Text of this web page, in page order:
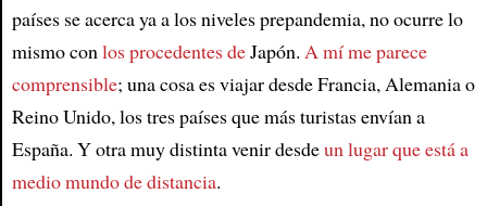
países se acerca ya a los niveles prepandemia, no ocurre lo
mismo conlos procedentes deJapón. A mí me parece
comprensible; una cosa es viajar desde Francia, Alemania o
Reino Unido, los tres países que más turistas envían a
España. Y otra muy distinta venir desdeun lugar que está a
medio mundo de distancia.